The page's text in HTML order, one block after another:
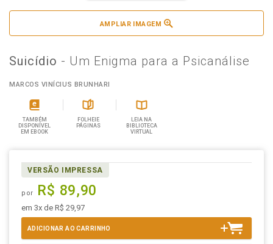
AMPLIAR IMAGEM
Suicídio - Um Enigma para a Psicanálise
MARCOS VINÍCIUS BRUNHARI
TAMBÉM
DISPONÍVEL
EM EBOOK
FOLHEIE
PÁGINAS
LEIA NA
BIBLIOTECA
VIRTUAL
VERSÃO IMPRESSA
por R$ 89,90
em 3x de R$ 29,97
ADICIONAR AO CARRINHO